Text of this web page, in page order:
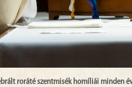
roráté szentmisék homíliái minden